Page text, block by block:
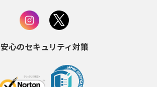
安心のセキュリティ対策